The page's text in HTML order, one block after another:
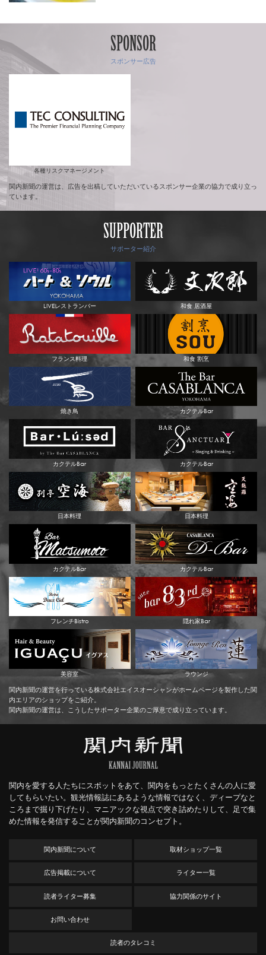
SPONSOR
スポンサー広告
各種リスクマネージメント
関内新聞の運営は、広告を出稿していただいているスポンサー企業の協力で成り立っ
ています。
SUPPORTER
サポーター紹介
LIVEレストランバー 和食 居酒屋
フランス料理 和食 割烹
焼き鳥 カクテルBar
カクテルBar カクテルBar
日本料理 日本料理
カクテルBar カクテルBar
フレンチBistro 隠れ家Bar
美容室 ラウンジ
関内新聞の運営を行っている株式会社エイスオーシャンがホームページを製作した関
内エリアのショップをご紹介。
関内新聞の運営は、こうしたサポーター企業のご厚意で成り立っています。
関内を愛する人たちにスポットをあて、関内をもっとたくさんの人に愛
してもらいたい。観光情報誌にあるような情報ではなく、ディープなと
ころまで掘り下げたり、マニアックな視点で突き詰めたりして、足で集
めた情報を発信することが関内新聞のコンセプト。
関内新聞について 取材ショップ一覧
広告掲載について ライター一覧
読者ライター募集 協力関係のサイト
お問い合わせ
読者のタレコミ